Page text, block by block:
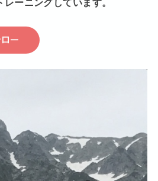
ーニングしています。